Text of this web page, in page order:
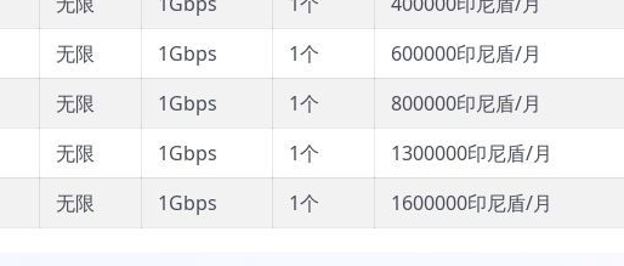
无限 1Gbps 1个
600000印尼盾/月
无限 1Gbps 1个
800000印尼盾/月
无限 1Gbps 1个
1300000印尼盾/月
无限 1Gbps 1个 1600000印尼盾/月